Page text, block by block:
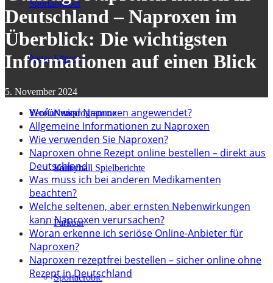
Sportangebot
Fitness
Kursprogramme
Lauf
Parkour
Sportaerobic
News
News
Volleyball Spielberichte
Verein
Deutschland – Naproxen im
Überblick: Die wichtigsten
Informationen auf einen Blick
5. November 2024
Wofür wird Naproxen angewendet?
Allgemeine Informationen zu Naproxen
Wie verwenden Sie Naproxen?
Naproxen ohne Rezept online bestellen – direkt aus
Deutschland
Was muss ich bei anderen Medikamenten
beachten?
Welche seltenen, aber ernsten Nebenwirkungen
kann Naproxen verursachen?
Woran erkenne ich seriöse Online-Anbieter für
Naproxen?
Naproxen rezeptfrei bestellen – sicher online ohne
Rezept in Deutschland